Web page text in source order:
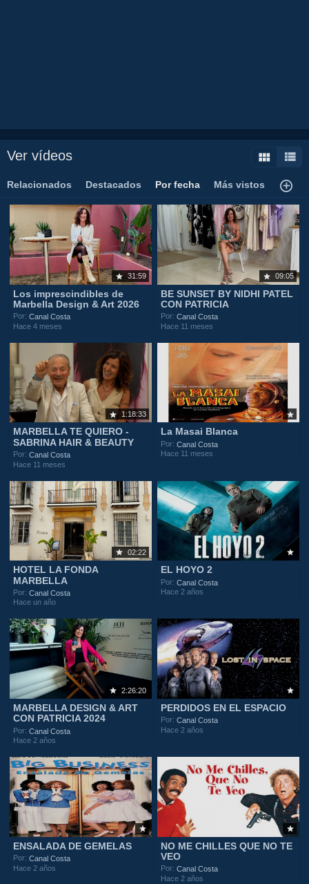
Ver vídeos
Relacionados Destacados Por fecha Más vistos
31:59
Los imprescindibles de
Marbella Design & Art 2026
Por:Canal Costa
Hace 4 meses
09:05
BE SUNSET BY NIDHI PATEL
CON PATRICIA
Por:Canal Costa
Hace 11 meses
1:18:33
MARBELLA TE QUIERO -
SABRINA HAIR & BEAUTY
Por:Canal Costa
Hace 11 meses
La Masai Blanca
Por:Canal Costa
Hace 11 meses
02:22
HOTEL LA FONDA
MARBELLA
Por:Canal Costa
Hace un año
EL HOYO 2
Por:Canal Costa
Hace 2 años
2:26:20
MARBELLA DESIGN & ART
CON PATRICIA 2024
Por:Canal Costa
Hace 2 años
PERDIDOS EN EL ESPACIO
Por:Canal Costa
Hace 2 años
ENSALADA DE GEMELAS
Por:Canal Costa
Hace 2 años
NO ME CHILLES QUE NO TE
VEO
Por:Canal Costa
Hace 2 años